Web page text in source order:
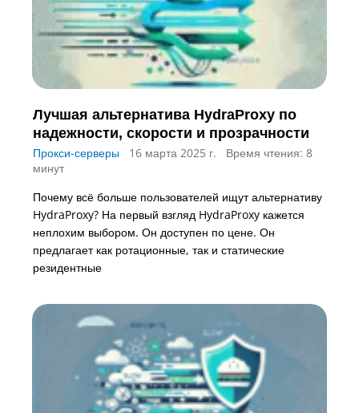
Лучшая альтернатива HydraProxy по
надежности, скорости и прозрачности
Прокси-серверы 16 марта 2025 г.
Время чтения: 8
минут
Почему всё больше пользователей ищут альтернативу
HydraProxy? На первый взгляд HydraProxy кажется
неплохим выбором. Он доступен по цене. Он
предлагает как ротационные, так и статические
резидентные